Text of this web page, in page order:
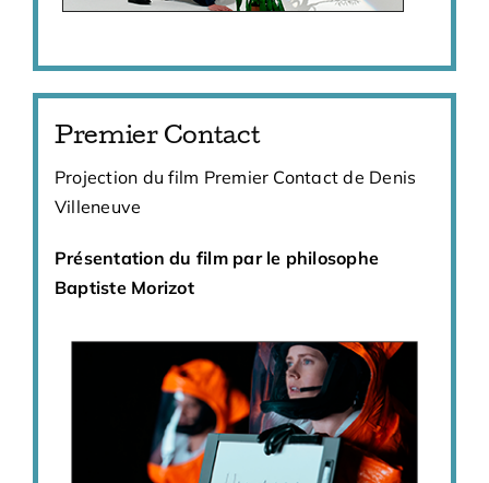
Premier Contact
Projection du film Premier Contact de Denis
Villeneuve
Présentation du film par le philosophe
Baptiste Morizot